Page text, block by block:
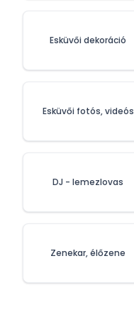
Esküvői dekoráció
Esküvői fotós, videós
DJ - lemezlovas
Zenekar, élőzene